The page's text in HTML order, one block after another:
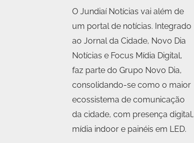
O Jundiaí Notícias vai além de
um portal de notícias. Integrado
ao Jornal da Cidade, Novo Dia
Notícias e Focus Mídia Digital,
faz parte do Grupo Novo Dia,
consolidando-se como o maior
ecossistema de comunicação
da cidade, com presença digital,
mídia indoor e painéis em LED.